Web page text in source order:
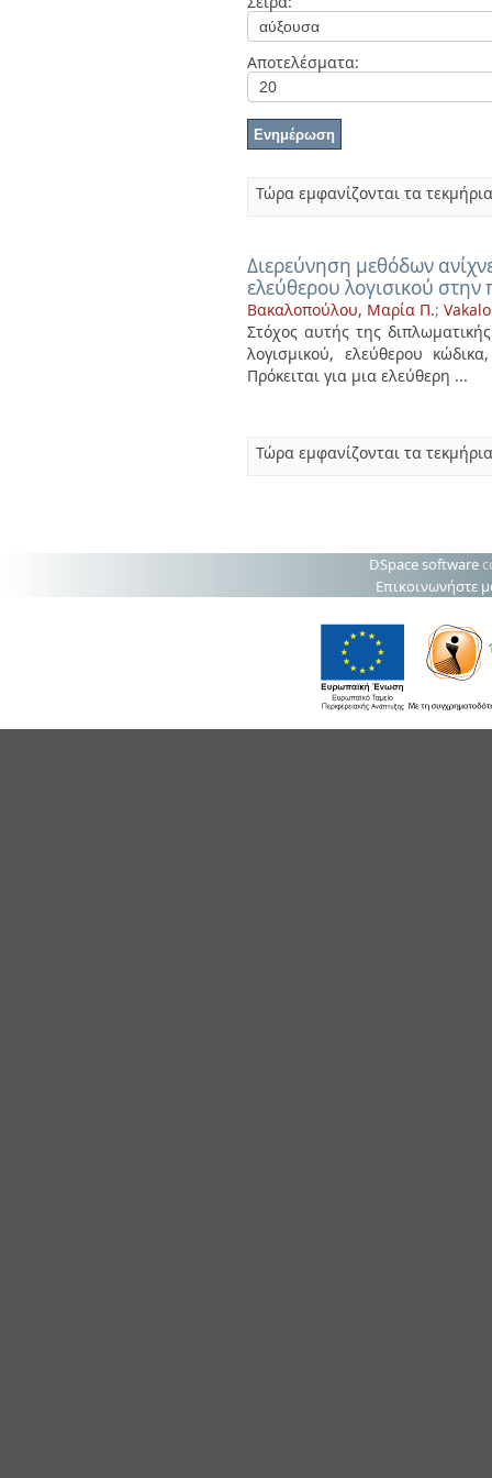
Αποτελέσματα:
Τώρα εμφανίζονται τα
Διερεύνηση μεθόδων
ελεύθερου λογισικού
Βακαλοπούλου, Μαρία Π.;
Στόχος αυτής της
λογισμικού, ελεύθερου
Πρόκειται για μια ελεύθερη ...
Τώρα εμφανίζονται τα
DSpace software
Επικοινωνήστε